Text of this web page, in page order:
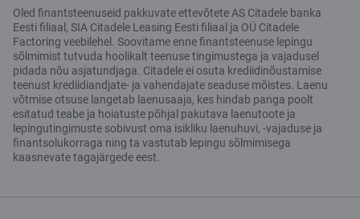
Oled finantsteenuseid pakkuvate ettevõtete AS Citadele banka
Eesti filiaal, SIA Citadele Leasing Eesti filiaal ja OÜ Citadele
Factoring veebilehel. Soovitame enne finantsteenuse lepingu
sõlmimist tutvuda hoolikalt teenuse tingimustega ja vajadusel
pidada nõu asjatundjaga. Citadele ei osuta krediidinõustamise
teenust krediidiandjate- ja vahendajate seaduse mõistes. Laenu
võtmise otsuse langetab laenusaaja, kes hindab panga poolt
esitatud teabe ja hoiatuste põhjal pakutava laenutoote ja
lepingutingimuste sobivust oma isikliku laenuhuvi, -vajaduse ja
finantsolukorraga ning ta vastutab lepingu sõlmimisega
kaasnevate tagajärgede eest.